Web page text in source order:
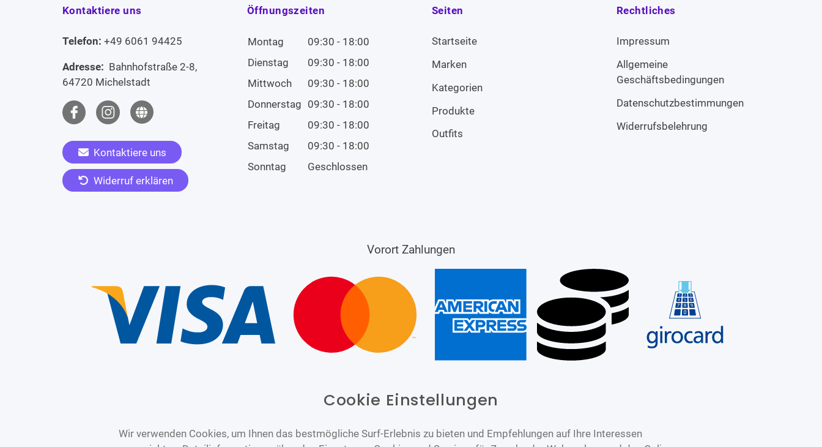
Kontaktiere uns
Telefon: +49 6061 94425
Adresse: Bahnhofstraße 2-8,
64720 Michelstadt
Kontaktiere uns
Widerruf erklären
Öffnungszeiten
Montag
09:30 - 18:00
Dienstag
09:30 - 18:00
Mittwoch
09:30 - 18:00
Donnerstag 09:30 - 18:00
Freitag
09:30 - 18:00
Samstag
09:30 - 18:00
Sonntag
Geschlossen
Seiten
Startseite
Marken
Kategorien
Produkte
Outfits
Rechtliches
Impressum
Allgemeine
Geschäftsbedingungen
Datenschutzbestimmungen
Widerrufsbelehrung
Vorort Zahlungen
Cookie Einstellungen
Wir verwenden Cookies, um Ihnen das bestmögliche Surf-Erlebnis zu bieten und Empfehlungen auf Ihre Interessen